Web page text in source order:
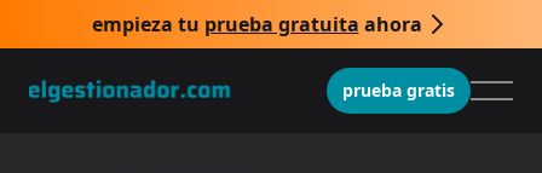
empieza tu prueba gratuita ahora
prueba gratis